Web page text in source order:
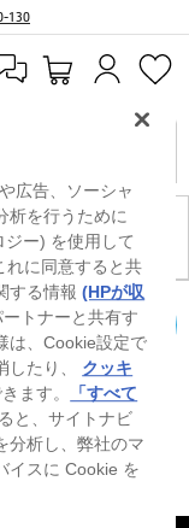
130
カートを確認
すべての機能を使用でき
するには、システムのハ
ドおよび/または別途購
ります。Windowsは自動
ネットとMicrosoftアカウ
プデートの際に要件が追
リンクアイコンをご覧く
広告、ソーシャ
析を行うために
ー) を使用して
れに同意すると共
する情報(HPが収
トナーと共有す
は、Cookie設定で
したり、 クッキ
ます。
「すべて
と、サイトナビ
分析し、弊社のマ
イスに Cookie を